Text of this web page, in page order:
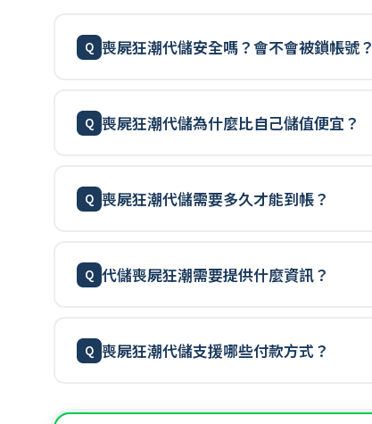
喪屍狂潮代儲安全嗎？會不會被鎖帳號？
喪屍狂潮代儲為什麼比自己儲值便宜？
喪屍狂潮代儲需要多久才能到帳？
代儲喪屍狂潮需要提供什麼資訊？
喪屍狂潮代儲支援哪些付款方式？